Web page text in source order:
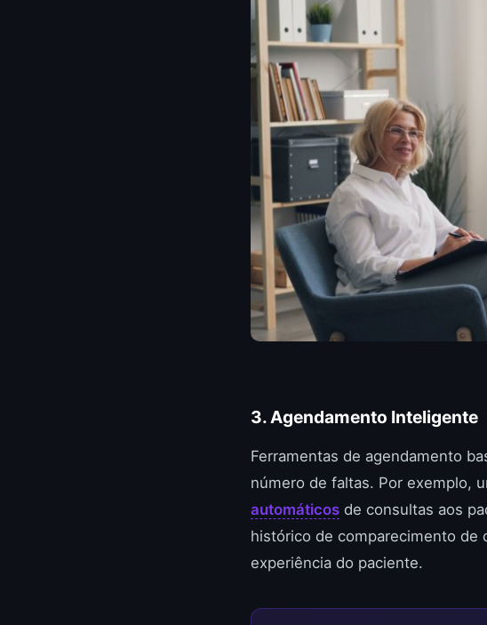
3. Agendamento Inteligente
Ferramentas de agendamento
número de faltas. Por exemplo,
automáticos de consultas aos
histórico de comparecimento de
experiência do paciente.